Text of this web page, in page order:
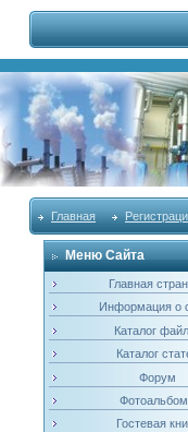
Главная
Меню Сайта
Главная
Информация о
Каталог
Каталог
Форум
Гостевая